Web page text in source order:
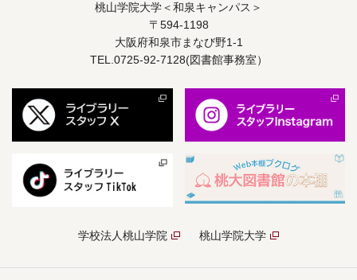
桃山学院大学＜和泉キャンパス＞
〒594-1198
大阪府和泉市まなび野1-1
TEL.0725-92-7128(図書館事務室）
学校法人桃山学院 桃山学院大学